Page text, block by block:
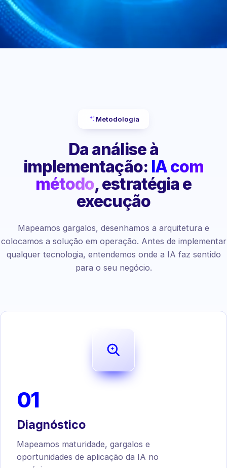
Metodologia
Da análise à
implementação: IA com
método, estratégia e
execução
Mapeamos gargalos, desenhamos a arquitetura e
colocamos a solução em operação. Antes de implementar
qualquer tecnologia, entendemos onde a IA faz sentido
para o seu negócio.
01
Diagnóstico
Mapeamos maturidade, gargalos e
oportunidades de aplicação da IA no